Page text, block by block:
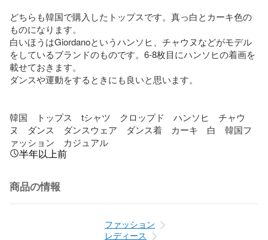
どちらも韓国で購入したトップスです。真っ白とカーキ色の
ものになります。
白いほうはGiordanoというハンソヒ、チャウヌなどがモデル
をしているブランドのものです。6-8枚目にハンソヒの着画を
載せておきます。
ダンスや運動をするときにも良いと思います。
韓国　トップス　tシャツ　クロップド　ハンソヒ　チャウ
ヌ　ダンス　ダンスウェア　ダンス着　カーキ　白　韓国フ
ァッション　カジュアル
半年以上前
商品の情報
ファッション
レディース